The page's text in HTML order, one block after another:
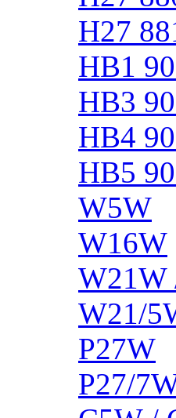
H27
HB1
HB3
HB4
HB5
W5W
W16W
W21W
W21/
P27W
P27/